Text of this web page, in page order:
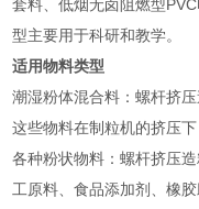
套料、低烟无卤阻燃型
型主要用于科研和教学。
适用物料类型
潮湿粉体混合料‌：螺杆挤
这些物料在制粒机的挤压
各种粉状物料‌：螺杆挤压
工原料、食品添加剂、橡